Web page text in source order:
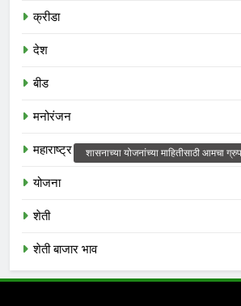
क्रीडा
देश
बीड
मनोरंजन
महाराष्ट्र
योजना
शेती
शेती बाजार भाव